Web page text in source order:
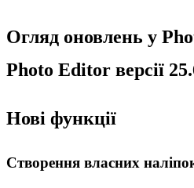
Огляд оновлень у
Photo Editor версії
Нові функції
Створення власних